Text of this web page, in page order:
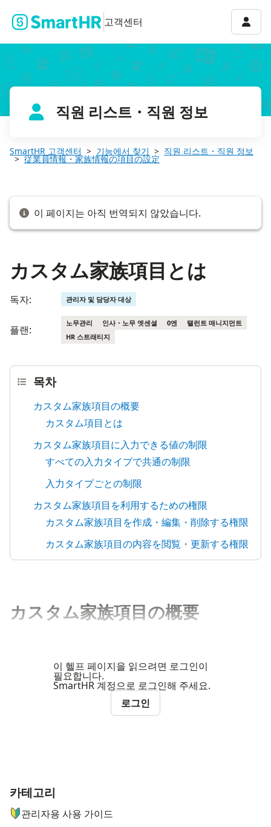
고객센터 계정
직원 리스트・직원 정보
SmartHR 고객센터 기능에서 찾기 직원 리스트・직원 정보
従業員情報・家族情報の項目の設定
이 페이지는 아직 번역되지 않았습니다.
カスタム家族項目とは
독자: 관리자 및 담당자 대상
플랜:
노무관리 인사・노무 엣센셜 0엔
탤런트 매니지먼트
HR 스트래티지
목차
カスタム家族項目の概要
カスタム項目とは
カスタム家族項目に入力できる値の制限
すべての入力タイプで共通の制限
入力タイプごとの制限
カスタム家族項目を利用するための権限
カスタム家族項目を作成・編集・削除する権限
カスタム家族項目の内容を閲覧・更新する権限
カスタム家族項目の概要
이 헬프 페이지을 읽으려면 로그인이
필요합니다.
SmartHR 계정으로 로그인해 주세요.
로그인
ナビゲーションメニュー
카테고리
관리자용 사용 가이드